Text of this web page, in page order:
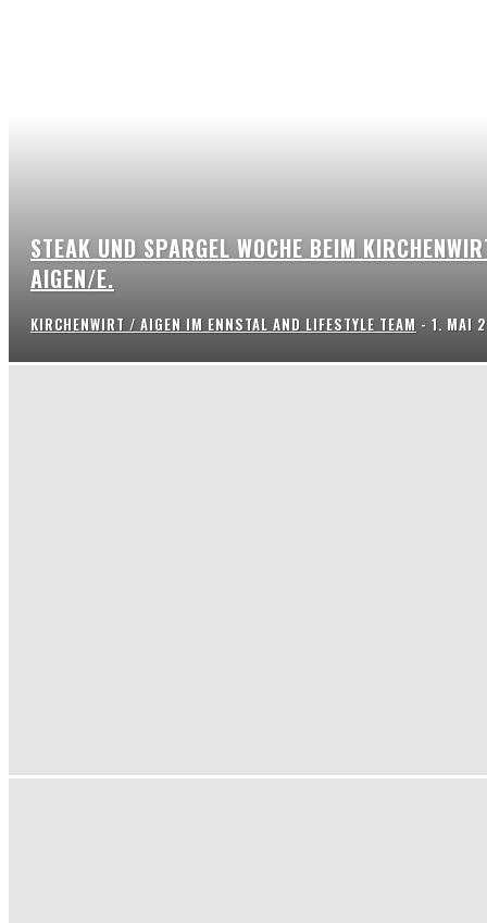
STEAK UND SPARGEL WOCHE BEIM
AIGEN/E.
KIRCHENWIRT / AIGEN IM ENNSTAL AND LIFESTYLE TEAM - 1. MAI